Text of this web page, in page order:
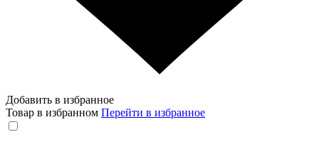
Добавить в избранное
Товар в избранном Перейти в избранное